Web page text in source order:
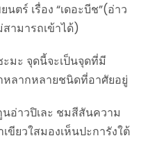
ตร์ เรื่อง “เดอะบีช”(อ่าว
ามารถเข้าได้)
มะ จุดนี้จะเป็นจุดที่มี
หลากหลายชนิดที่อาศัยอยู่
อ่าวปิเละ ชมสีสันความ
ขียวใสมองเห็นปะการังใต้